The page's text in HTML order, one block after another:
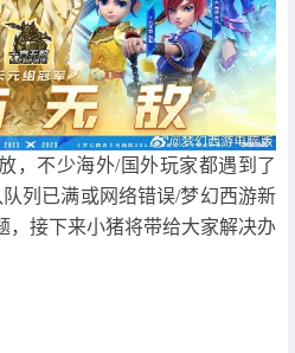
，不少海外/国外玩家都遇到了
列已满或网络错误/梦幻西游新
，接下来小猪将带给大家解决办